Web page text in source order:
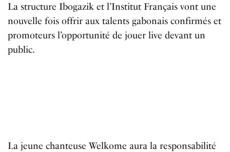
La structure Ibogazik et l’Institut Français vont une
nouvelle fois offrir aux talents gabonais confirmés et
promoteurs l’opportunité de jouer live devant un
public.
La jeune chanteuse Welkome aura la responsabilité